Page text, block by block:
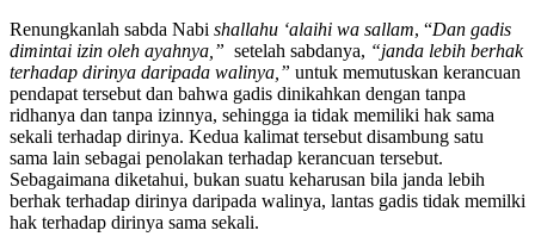
Renungkanlah sabda Nabi shallahu ‘alaihi wa sallam, “Dan gadis
dimintai izin oleh ayahnya,”setelah sabdanya,“janda lebih berhak
terhadap dirinya daripada walinya,”untuk memutuskan kerancuan
pendapat tersebut dan bahwa gadis dinikahkan dengan tanpa
ridhanya dan tanpa izinnya, sehingga ia tidak memiliki hak sama
sekali terhadap dirinya. Kedua kalimat tersebut disambung satu
sama lain sebagai penolakan terhadap kerancuan tersebut.
Sebagaimana diketahui, bukan suatu keharusan bila janda lebih
berhak terhadap dirinya daripada walinya, lantas gadis tidak memilki